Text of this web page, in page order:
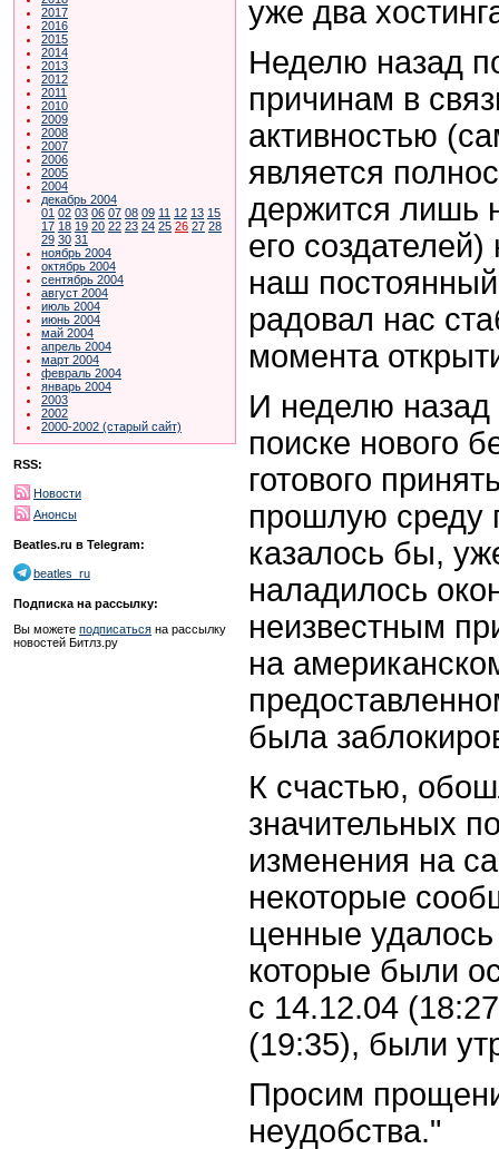
2017
2016
2015
2014
2013
2012
2011
2010
2009
2008
2007
2006
2005
2004
декабрь 2004
01 02 03 06 07 08 09 11 12 13 15
17 18 19 20 22 23 24 25 26 27 28
29 30 31
ноябрь 2004
октябрь 2004
сентябрь 2004
август 2004
июль 2004
июнь 2004
май 2004
апрель 2004
март 2004
февраль 2004
январь 2004
2003
2002
2000-2002 (старый сайт)
RSS:
Новости
Анонсы
Beatles.ru в Telegram:
beatles_ru
Подписка на рассылку:
Вы можете подписаться на рассылку
новостей Битлз.ру
уже два
Неделю назад
причинам в
активностью
является
держится лишь
его
наш постоянный
радовал нас
момента
И неделю
поиске нового
готового
прошлую среду
казалось бы,
наладилось
неизвестным
на
была
К счастью,
значительных
изменения на
некоторые
ценные удалось
которые были
с 14.12.04
(19:35), были
Просим
неудобства."